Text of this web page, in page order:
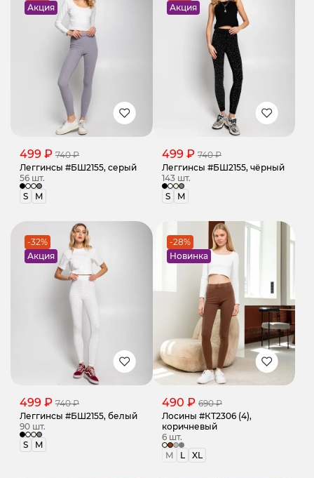
Акция
499 ₽ 740 ₽
Леггинсы #БШ2155, серый
56 шт.
S
M
Акция
499 ₽ 740 ₽
Леггинсы #БШ2155, чёрный
143 шт.
S
M
-32%
Акция
499 ₽ 740 ₽
Леггинсы #БШ2155, белый
90 шт.
S
M
-28%
Новинка
490 ₽ 690 ₽
Лосины #КТ2306 (4),
коричневый
6 шт.
M
L XL